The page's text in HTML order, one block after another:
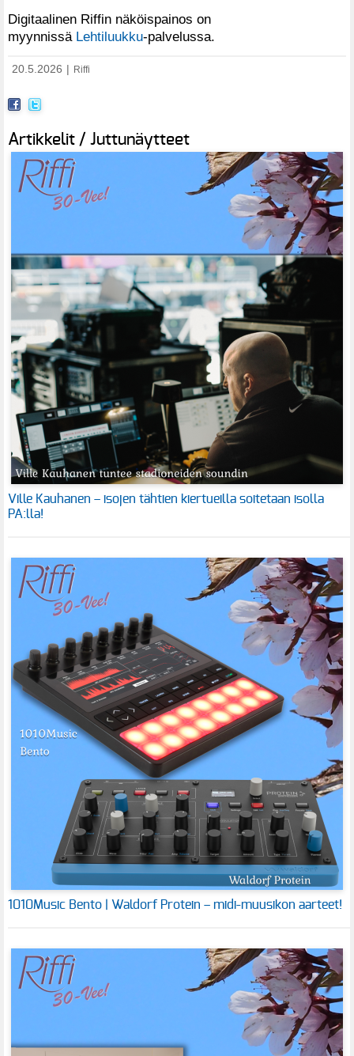
Digitaalinen Riffin näköispainos on
myynnissä Lehtiluukku-palvelussa.
20.5.2026 Riffi
Artikkelit / Juttunäytteet
Ville Kauhanen – isojen tähtien kiertueilla soitetaan isolla
PA:lla!
1010Music Bento | Waldorf Protein – midi-muusikon aarteet!